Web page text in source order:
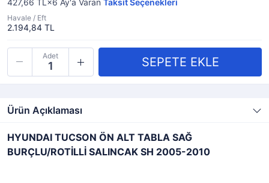
427,66 TL×6 Ay'a Varan Taksit Seçenekleri
Havale / Eft
2.194,84 TL
Adet
Ürün Açıklaması
HYUNDAI TUCSON ÖN ALT TABLA SAĞ
BURÇLU/ROTİLLİ SALINCAK SH 2005-2010